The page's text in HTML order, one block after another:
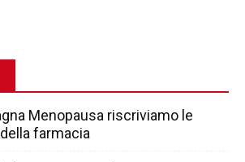
Menopausa riscriviamo le
farmacia